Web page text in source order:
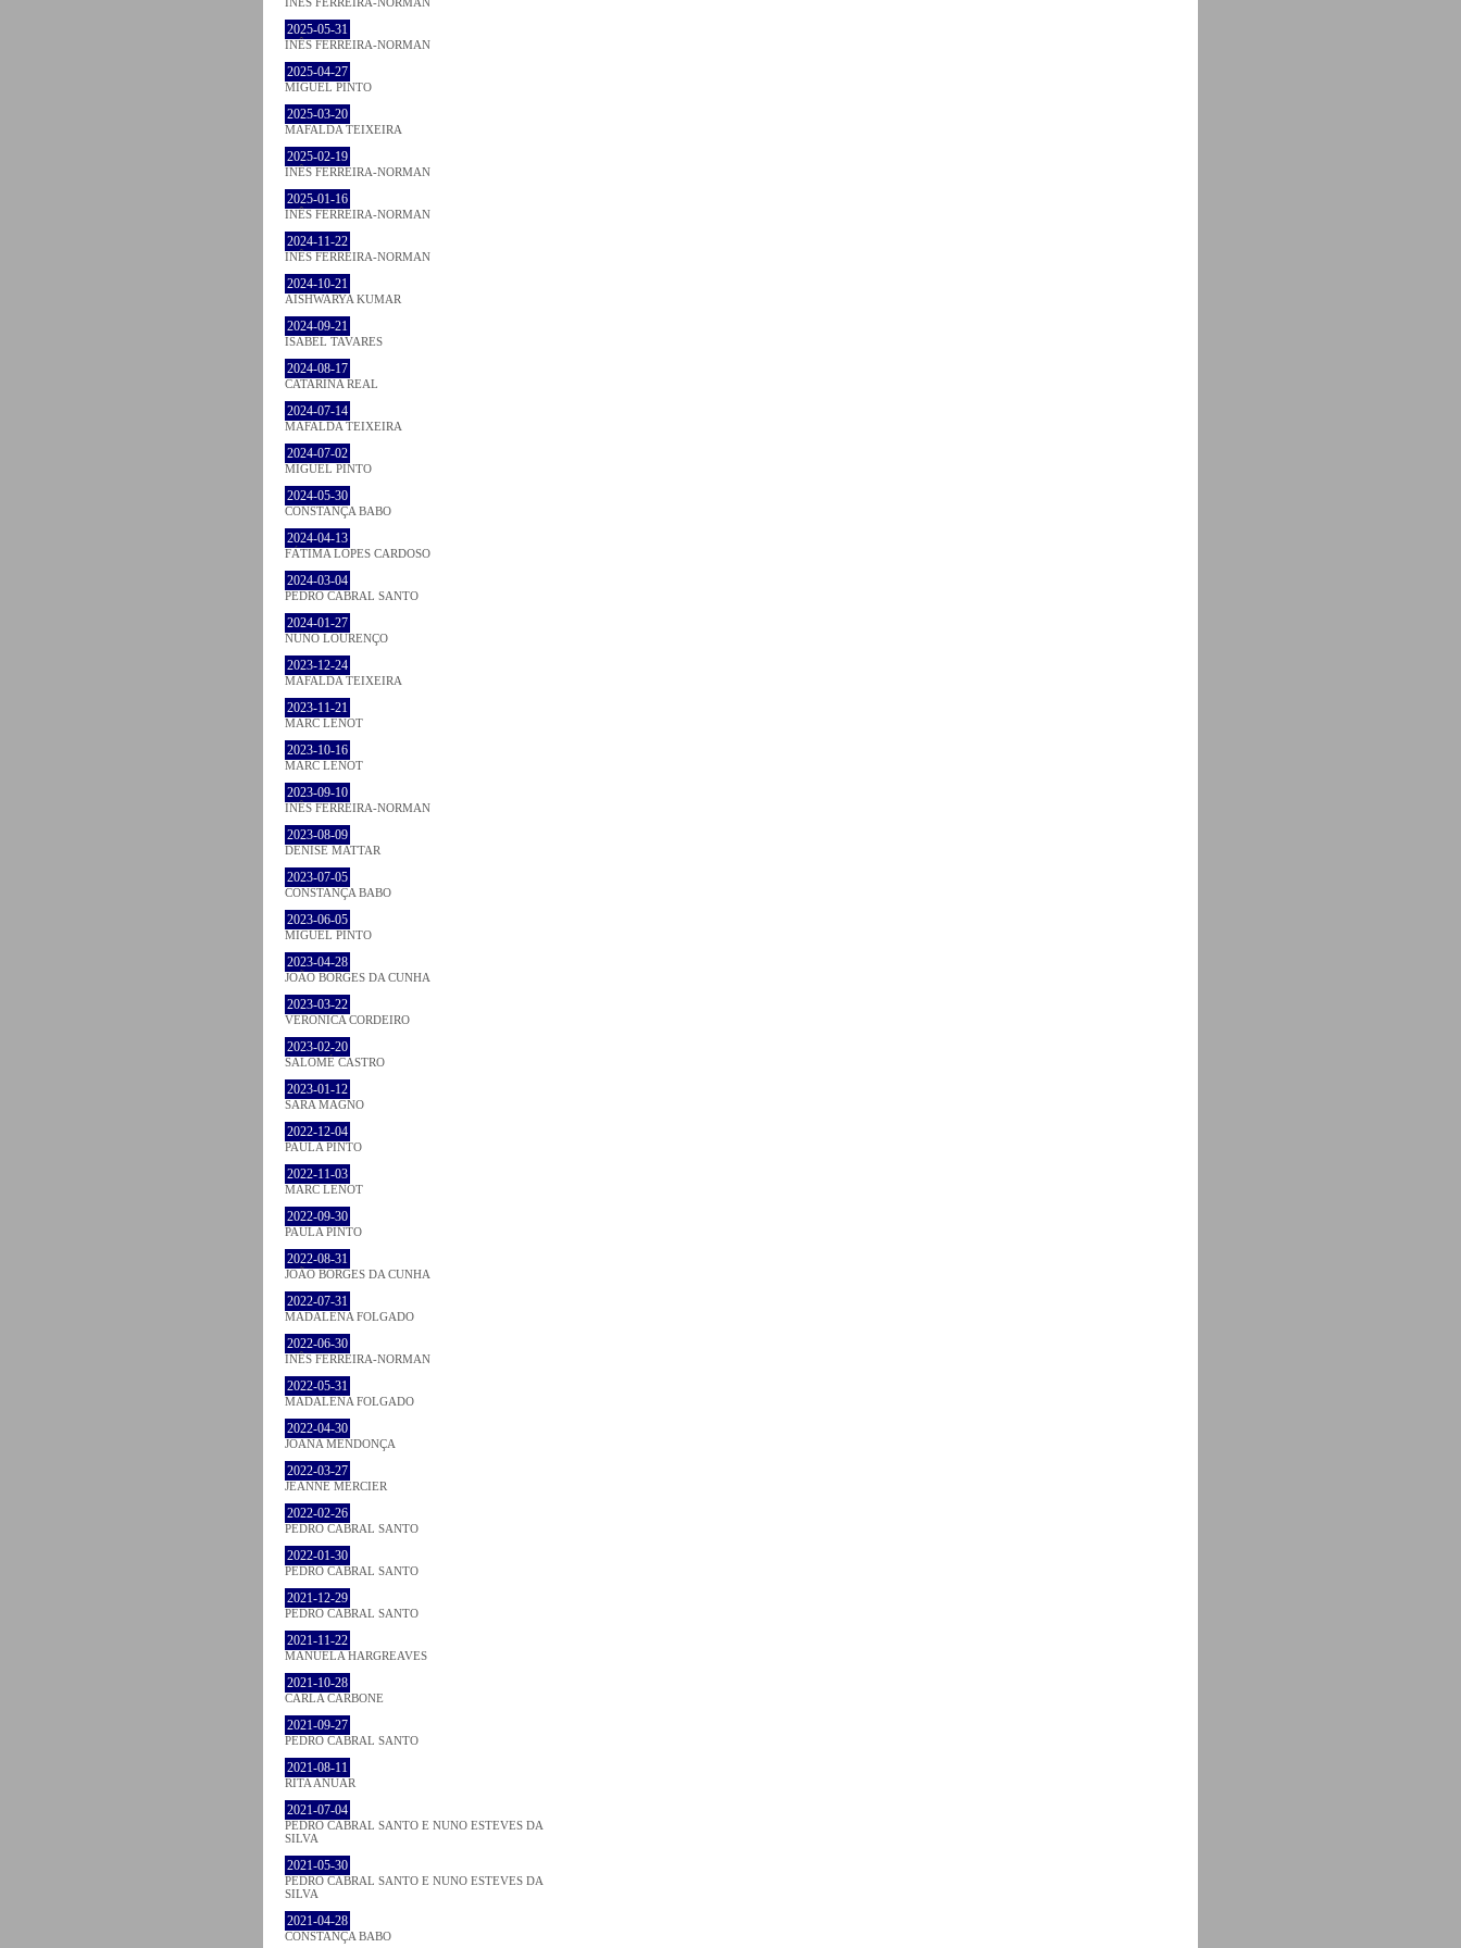
2025-05-31
INÊS FERREIRA-NORMAN
2025-04-27
MIGUEL PINTO
2025-03-20
MAFALDA TEIXEIRA
2025-02-19
INÊS FERREIRA-NORMAN
2025-01-16
INÊS FERREIRA-NORMAN
2024-11-22
INÊS FERREIRA-NORMAN
2024-10-21
AISHWARYA KUMAR
2024-09-21
ISABEL TAVARES
2024-08-17
CATARINA REAL
2024-07-14
MAFALDA TEIXEIRA
2024-07-02
MIGUEL PINTO
2024-05-30
CONSTANÇA BABO
2024-04-13
FÁTIMA LOPES CARDOSO
2024-03-04
PEDRO CABRAL SANTO
2024-01-27
NUNO LOURENÇO
2023-12-24
MAFALDA TEIXEIRA
2023-11-21
MARC LENOT
2023-10-16
MARC LENOT
2023-09-10
INÊS FERREIRA-NORMAN
2023-08-09
DENISE MATTAR
2023-07-05
CONSTANÇA BABO
2023-06-05
MIGUEL PINTO
2023-04-28
JOÃO BORGES DA CUNHA
2023-03-22
VERONICA CORDEIRO
2023-02-20
SALOMÉ CASTRO
2023-01-12
SARA MAGNO
2022-12-04
PAULA PINTO
2022-11-03
MARC LENOT
2022-09-30
PAULA PINTO
2022-08-31
JOÃO BORGES DA CUNHA
2022-07-31
MADALENA FOLGADO
2022-06-30
INÊS FERREIRA-NORMAN
2022-05-31
MADALENA FOLGADO
2022-04-30
JOANA MENDONÇA
2022-03-27
JEANNE MERCIER
2022-02-26
PEDRO CABRAL SANTO
2022-01-30
PEDRO CABRAL SANTO
2021-12-29
PEDRO CABRAL SANTO
2021-11-22
MANUELA HARGREAVES
2021-10-28
CARLA CARBONE
2021-09-27
PEDRO CABRAL SANTO
2021-08-11
RITA ANUAR
2021-07-04
PEDRO CABRAL SANTO E NUNO ESTEVES DA
SILVA
2021-05-30
PEDRO CABRAL SANTO E NUNO ESTEVES DA
SILVA
2021-04-28
CONSTANÇA BABO